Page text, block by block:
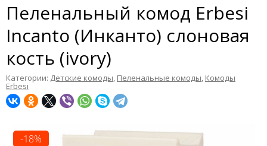
Пеленальный комод Erbesi
Incanto (Инканто) слоновая
кость (ivory)
Категории: Детские комоды, Пеленальные комоды, Комоды
Erbesi
-18%